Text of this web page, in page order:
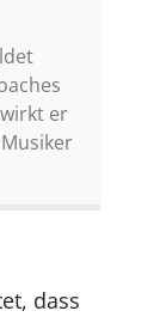
er
dass